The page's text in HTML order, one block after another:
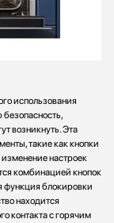
использования
возникнуть. Эта
такие как кнопки
настроек
комбинацией кнопок
функция блокировки
находится
контакта с горячим